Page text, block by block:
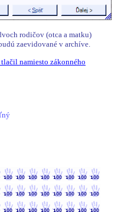
rodičov (otca a matku)
zaevidované v archíve.
namiesto zákonného